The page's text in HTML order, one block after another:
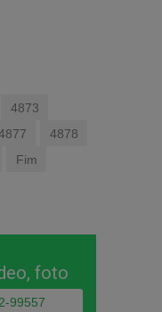
4873
4878
Fim
foto
99557